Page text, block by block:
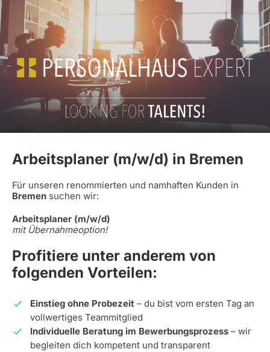
Arbeitsplaner (m/w/d) in Bremen
Für unseren renommierten und namhaften Kunden in
Bremen suchen wir:
Arbeitsplaner (m/w/d)
mit Übernahmeoption!
Profitiere unter anderem von
folgenden Vorteilen:
Einstieg ohne Probezeit – du bist vom ersten Tag an
vollwertiges Teammitglied
Individuelle Beratung im Bewerbungsprozess – wir
begleiten dich kompetent und transparent